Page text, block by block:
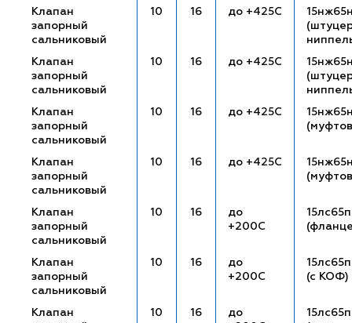
Клапан
запорный
сальниковый
10 16 до +425С
Клапан
запорный
сальниковый
10 16 до +425С
Клапан
запорный
сальниковый
10 16 до +425С
Клапан
запорный
сальниковый
10 16 до +425С
Клапан
запорный
сальниковый
10 16
до
+200С
15лс65п
Клапан
запорный
сальниковый
10 16
до
+200С
(с КОФ)
Клапан
10 16
до